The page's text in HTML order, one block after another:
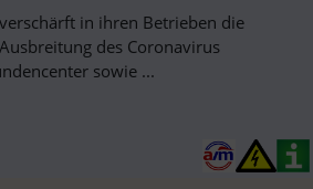
in ihren Betrieben die
des Coronavirus
sowie ...